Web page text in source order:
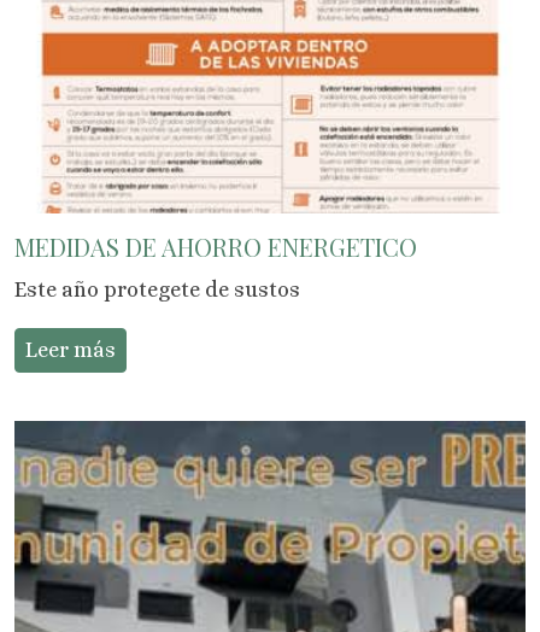
MEDIDAS DE AHORRO ENERGETICO
Este año protegete de sustos
Leer más